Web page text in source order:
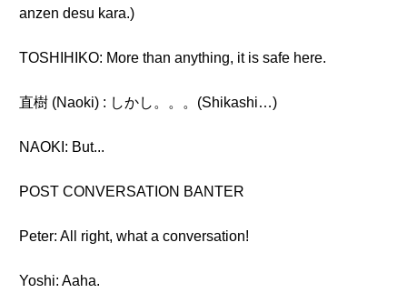
anzen desu kara.)
TOSHIHIKO: More than anything, it is safe here.
直樹 (Naoki) : しかし。。。(Shikashi…)
NAOKI: But...
POST CONVERSATION BANTER
Peter: All right, what a conversation!
Yoshi: Aaha.